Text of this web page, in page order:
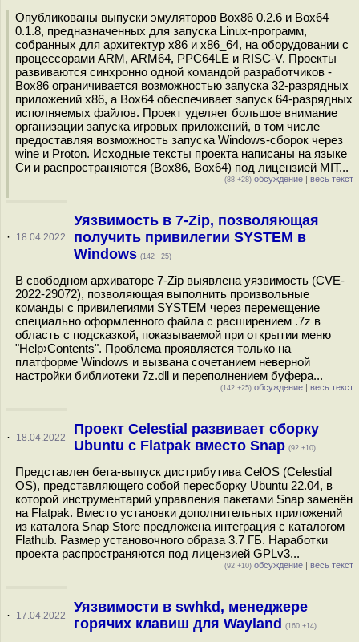
Опубликованы выпуски эмуляторов Box86 0.2.6 и Box64
0.1.8, предназначенных для запуска Linux-программ,
собранных для архитектур x86 и x86_64, на оборудовании с
процессорами ARM, ARM64, PPC64LE и RISC-V. Проекты
развиваются синхронно одной командой разработчиков -
Box86 ограничивается возможностью запуска 32-разрядных
приложений x86, а Box64 обеспечивает запуск 64-разрядных
исполняемых файлов. Проект уделяет большое внимание
организации запуска игровых приложений, в том числе
предоставляя возможность запуска Windows-сборок через
wine и Proton. Исходные тексты проекта написаны на языке
Си и распространяются (Box86, Box64) под лицензией MIT...
(88 +28) обсуждение | весь текст
· 18.04.2022
Уязвимость в 7-Zip, позволяющая
получить привилегии SYSTEM в
Windows (142 +25)
В свободном архиваторе 7-Zip выявлена уязвимость (CVE-
2022-29072), позволяющая выполнить произвольные
команды с привилегиями SYSTEM через перемещение
специально оформленного файла с расширением .7z в
область c подсказкой, показываемой при открытии меню
"Help›Contents". Проблема проявляется только на
платформе Windows и вызвана сочетанием неверной
настройки библиотеки 7z.dll и переполнением буфера...
(142 +25) обсуждение | весь текст
· 18.04.2022
Проект Celestial развивает сборку
Ubuntu с Flatpak вместо Snap (92 +10)
Представлен бета-выпуск дистрибутива CelOS (Celestial
OS), представляющего собой пересборку Ubuntu 22.04, в
которой инструментарий управления пакетами Snap заменён
на Flatpak. Вместо установки дополнительных приложений
из каталога Snap Store предложена интеграция с каталогом
Flathub. Размер установочного образа 3.7 ГБ. Наработки
проекта распространяются под лицензией GPLv3...
(92 +10) обсуждение | весь текст
· 17.04.2022
Уязвимости в swhkd, менеджере
горячих клавиш для Wayland
(160 +14)